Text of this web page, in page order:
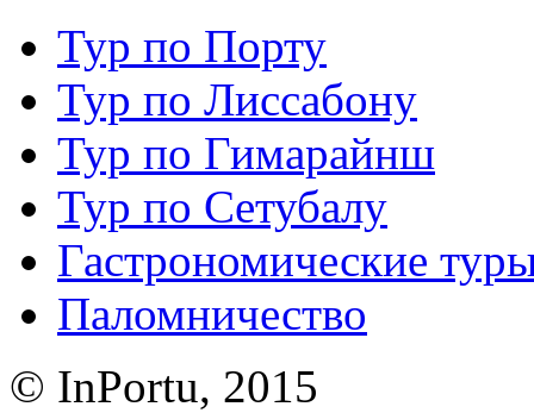
Тур по Порту
Тур по Лиссабону
Тур по Гимарайнш
Тур по Сетубалу
Гастрономические
Паломничество
© InPortu, 2015